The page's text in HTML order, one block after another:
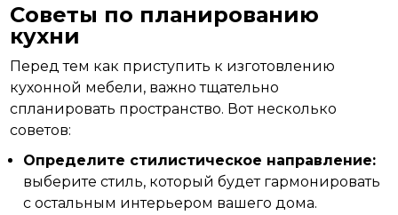
Советы по планированию
кухни
Передтем как приступить к изготовлению
кухонной мебели, важно тщательно
спланировать пространство. Вот несколько
советов:
Определите стилистическое направление:
выберите стиль, который будет гармонировать
с остальным интерьером вашего дома.